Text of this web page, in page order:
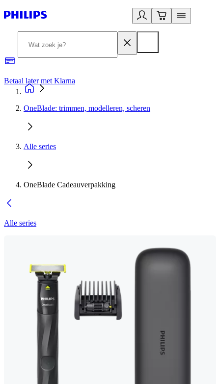
Betaal later met Klarna
OneBlade: trimmen, modelleren, scheren
Alle series
OneBlade Cadeauverpakking
Alle series